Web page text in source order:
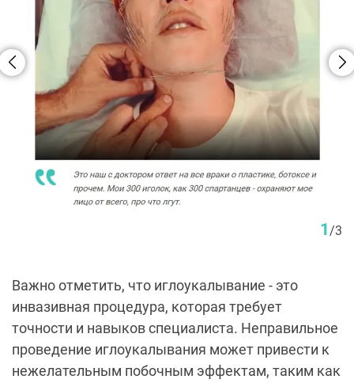
1/3
Важно отметить, что иглоукалывание - это
инвазивная процедура, которая требует
точности и навыков специалиста. Неправильное
проведение иглоукалывания может привести к
нежелательным побочным эффектам, таким как